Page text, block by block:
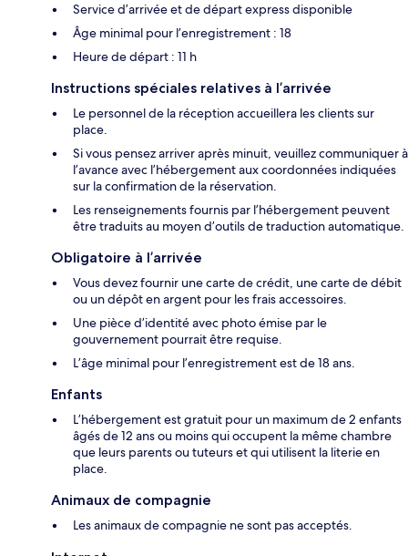
Service d’arrivée et de départ express disponible
Âge minimal pour l’enregistrement : 18
Heure de départ : 11 h
Instructions spéciales relatives à l’arrivée
Le personnel de la réception accueillera les clients sur
place.
Si vous pensez arriver après minuit, veuillez communiquer à
l’avance avec l’hébergement aux coordonnées indiquées
sur la confirmation de la réservation.
Les renseignements fournis par l’hébergement peuvent
être traduits au moyen d’outils de traduction automatique.
Obligatoire à l’arrivée
Vous devez fournir une carte de crédit, une carte de débit
ou un dépôt en argent pour les frais accessoires.
Une pièce d’identité avec photo émise par le
gouvernement pourrait être requise.
L’âge minimal pour l’enregistrement est de 18 ans.
Enfants
L’hébergement est gratuit pour un maximum de 2 enfants
âgés de 12 ans ou moins qui occupent la même chambre
que leurs parents ou tuteurs et qui utilisent la literie en
place.
Animaux de compagnie
Les animaux de compagnie ne sont pas acceptés.